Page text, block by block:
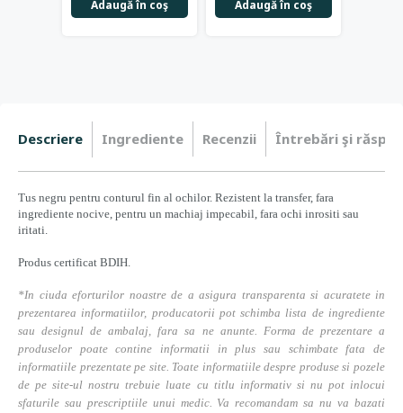
Adaugă în coş Adaugă în coş
Descriere Ingrediente Recenzii Întrebări şi
Tus negru pentru conturul fin al ochilor. Rezistent la transfer, fara
ingrediente nocive, pentru un machiaj impecabil, fara ochi inrositi sau
iritati.
Produs certificat BDIH.
*In ciuda eforturilor noastre de a asigura transparenta si acuratete in
prezentarea informatiilor, producatorii pot schimba lista de ingrediente
sau designul de ambalaj, fara sa ne anunte. Forma de prezentare a
produselor poate contine informatii in plus sau schimbate fata de
informatiile prezentate pe site. Toate informatiile despre produse si pozele
de pe site-ul nostru trebuie luate cu titlu informativ si nu pot inlocui
sfaturile sau prescriptiile unui medic. Va recomandam sa nu va bazati